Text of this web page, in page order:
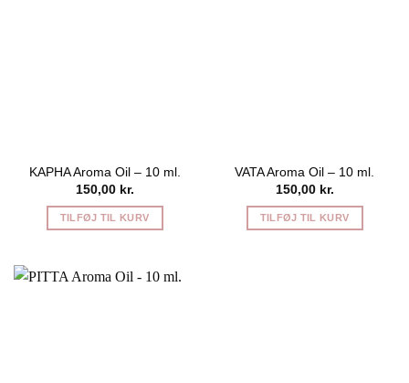
KAPHA Aroma Oil – 10 ml.
150,00 kr.
TILFØJ TIL KURV
VATA Aroma Oil – 10 ml.
150,00 kr.
TILFØJ TIL KURV